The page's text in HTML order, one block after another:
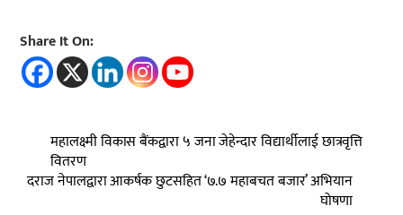
Share It On:
महालक्ष्मी विकास बैंकद्वारा ५ जना जेहेन्दार विद्यार्थीलाई छात्रवृत्ति
वितरण
दराज नेपालद्वारा आकर्षक छुटसहित ‘७.७ महाबचत बजार’ अभियान
घोषणा